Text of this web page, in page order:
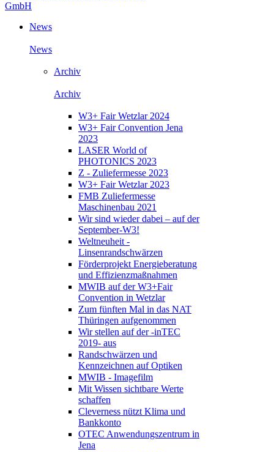
News
News
Archiv
Archiv
W3+ Fair Wetzlar 2024
W3+ Fair Convention Jena
2023
LASER World of
PHOTONICS 2023
Z - Zuliefermesse 2023
W3+ Fair Wetzlar 2023
FMB Zuliefermesse
Maschinenbau 2021
Wir sind wieder dabei – auf der
September-W3!
Weltneuheit -
Linsenrandschwärzen
Förderprojekt Energieberatung
und Effizienzmaßnahmen
MWIB auf der W3+Fair
Convention in Wetzlar
Zum fünften Mal in das NAT
Thüringen aufgenommen
Wir stellen auf der -inTEC
2019- aus
Randschwärzen und
Kennzeichnen auf Optiken
MWIB - Imagefilm
Mit Wissen sichtbare Werte
schaffen
Cleverness nützt Klima und
Bankkonto
OTEC Anwendungszentrum in
Jena